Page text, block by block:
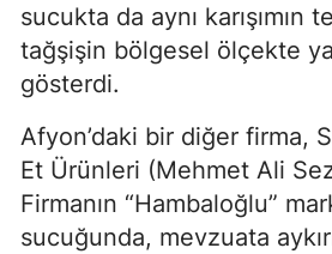
sucukta da aynı karışımın
tağşişin bölgesel ölçekte
gösterdi.
Afyon’daki bir diğer firma,
Et Ürünleri (Mehmet Ali
Firmanın “Hambaloğlu”
sucuğunda, mevzuata